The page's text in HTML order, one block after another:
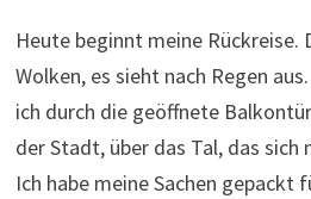
Heute beginnt meine Rückreise.
Wolken, es sieht nach Regen
ich durch die geöffnete
der Stadt, über das Tal, das sich
Ich habe meine Sachen gepackt